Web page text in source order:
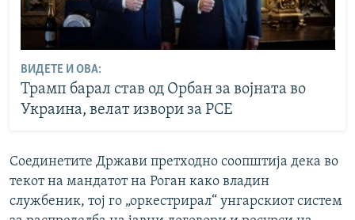
ВИДЕТЕ И ОВА:
Трамп барал став од Орбан за војната во
Украина, велат извори за РСЕ
Соединетите Држави претходно соопштија дека во
текот на мандатот на Роган како владин
службеник, тој го „оркестрирал“ унгарскиот систем